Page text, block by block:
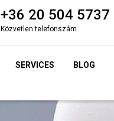
+36 20 504 5737
Közvetlen telefonszám
SERVICES BLOG